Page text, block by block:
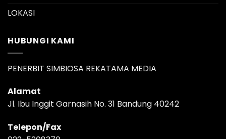
LOKASI
HUBUNGI KAMI
PENERBIT SIMBIOSA REKATAMA MEDIA
Alamat
Jl. Ibu Inggit Garnasih No. 31 Bandung 40242
Telepon/Fax